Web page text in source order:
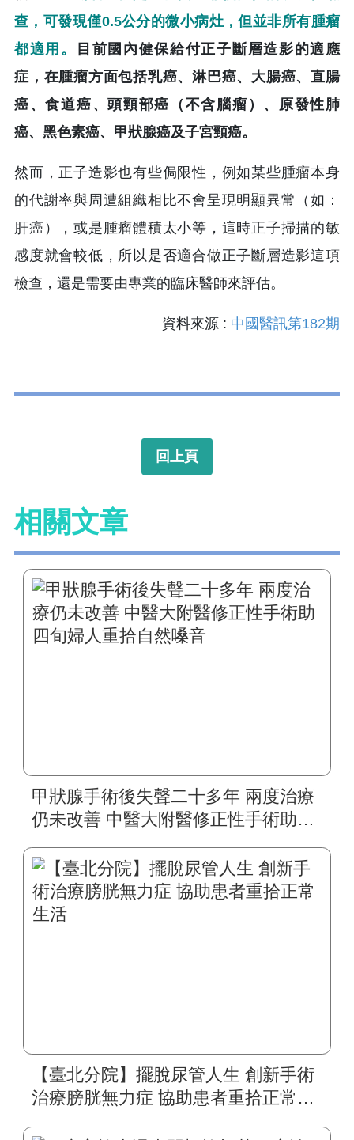
查，可發現僅0.5公分的微小病灶，但並非所有腫瘤
都適用。
目前國內健保給付正子斷層造影的適應
症，在腫瘤方面包括乳癌、淋巴癌、大腸癌、直腸
癌、食道癌、頭頸部癌（不含腦瘤）、原發性肺
癌、黑色素癌、甲狀腺癌及子宮頸癌。
然而，正子造影也有些侷限性，例如某些腫瘤本身
的代謝率與周遭組織相比不會呈現明顯異常（如：
肝癌），或是腫瘤體積太小等，這時正子掃描的敏
感度就會較低，所以是否適合做正子斷層造影這項
檢查，還是需要由專業的臨床醫師來評估。
資料來源 : 中國醫訊第182期
回上頁
相關文章
甲狀腺手術後失聲二十多年 兩度治療
仍未改善 中醫大附醫修正性手術助四
【臺北分院】擺脫尿管人生 創新手術
治療膀胱無力症 協助患者重拾正常生